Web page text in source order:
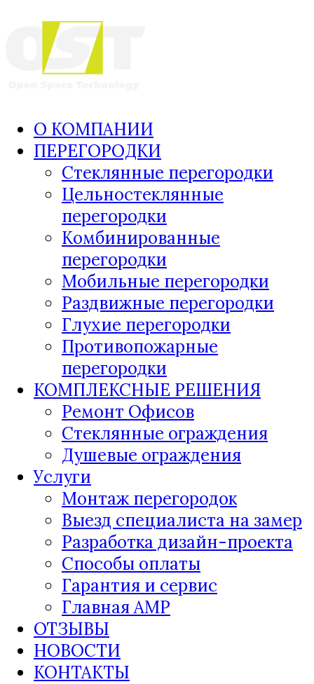
О КОМПАНИИ
ПЕРЕГОРОДКИ
Стеклянные перегородки
Цельностеклянные
перегородки
Комбинированные
перегородки
Мобильные перегородки
Раздвижные перегородки
Глухие перегородки
Противопожарные
перегородки
КОМПЛЕКСНЫЕ РЕШЕНИЯ
Ремонт Офисов
Стеклянные ограждения
Душевые ограждения
Услуги
Монтаж перегородок
Выезд специалиста на замер
Разработка дизайн-проекта
Способы оплаты
Гарантия и сервис
Главная AMP
ОТЗЫВЫ
НОВОСТИ
КОНТАКТЫ